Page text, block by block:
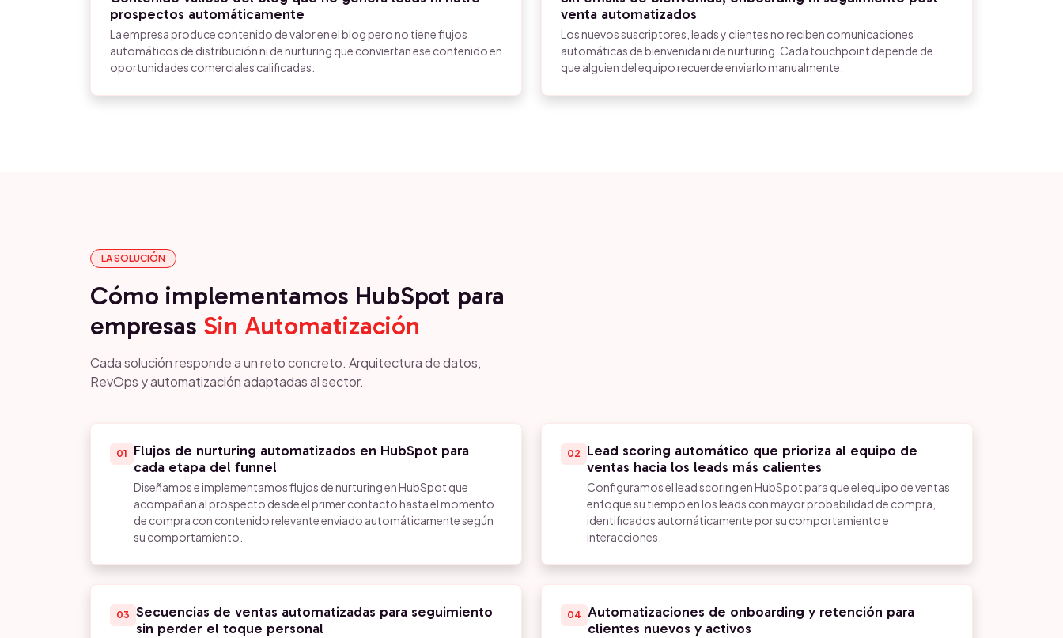
prospectos automáticamente
La empresa produce contenido de valor en el blog pero no tiene flujos
automáticos de distribución ni de nurturing que conviertan ese contenido en
oportunidades comerciales calificadas.
venta automatizados
Los nuevos suscriptores, leads y clientes no reciben comunicaciones
automáticas de bienvenida ni de nurturing. Cada touchpoint depende de
que alguien del equipo recuerde enviarlo manualmente.
LA SOLUCIÓN
Cómo implementamos HubSpot para
empresas Sin Automatización
Cada solución responde a un reto concreto. Arquitectura de datos,
RevOps y automatización adaptadas al sector.
01
Flujos de nurturing automatizados en HubSpot para
cada etapa del funnel
Diseñamos e implementamos flujos de nurturing en HubSpot que
acompañan al prospecto desde el primer contacto hasta el momento
de compra con contenido relevante enviado automáticamente según
su comportamiento.
02
Lead scoring automático que prioriza al equipo de
ventas hacia los leads más calientes
Configuramos el lead scoring en HubSpot para que el equipo de ventas
enfoque su tiempo en los leads con mayor probabilidad de compra,
identificados automáticamente por su comportamiento e
interacciones.
03 Secuencias de ventas automatizadas para seguimiento
sin perder el toque personal
04 Automatizaciones de onboarding y retención para
clientes nuevos y activos